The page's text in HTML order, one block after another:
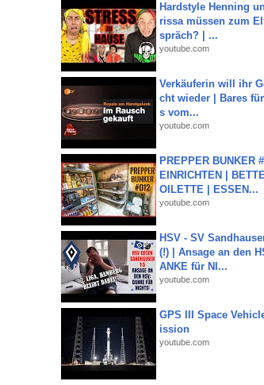
Hardstyle Henning
rissa müssen zum
spräch? | ...
youtube.com
Verkäuferin will ihr
cht wieder | Bares
s vom...
youtube.com
PREPPER BUNKER
EINRICHTEN |
OILETTE | ESSEN...
youtube.com
HSV - SV
(!) | Ansage an den
ANKE für NI...
youtube.com
GPS III Space
ission
youtube.com